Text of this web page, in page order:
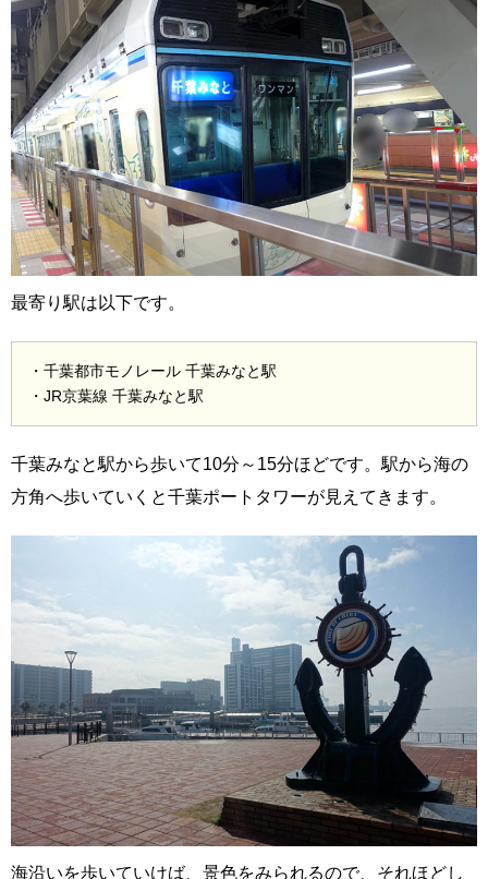
最寄り駅は以下です。
・千葉都市モノレール 千葉みなと駅
・JR京葉線 千葉みなと駅
千葉みなと駅から歩いて10分～15分ほどです。駅から海の
方角へ歩いていくと千葉ポートタワーが見えてきます。
海沿いを歩いていけば、景色をみられるので、それほどし